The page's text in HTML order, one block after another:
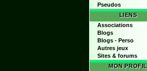
Pseudos
LIENS
Associations
Blogs
Blogs - Perso
Autres jeux
Sites & forums
MON PROFIL